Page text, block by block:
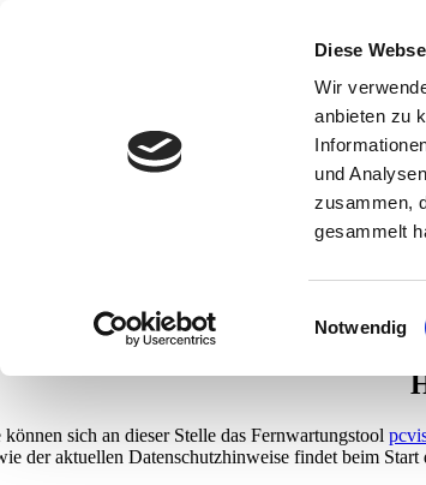
Diese
Wir
anbieten zu
und
zusammen,
gesammelt
Notwendig
Fernwartung
FernwartungmbITAdmin2021-06-03T11:30:51+02:00
können sich an dieser Stelle das Fernwartungstool
der aktuellen Datenschutzhinweise findet beim Start